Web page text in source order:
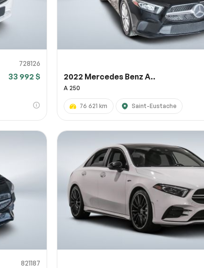
728126
33 992 $ 2022 Mercedes Benz A..
A 250
76 621 km Saint-Eustache
821187